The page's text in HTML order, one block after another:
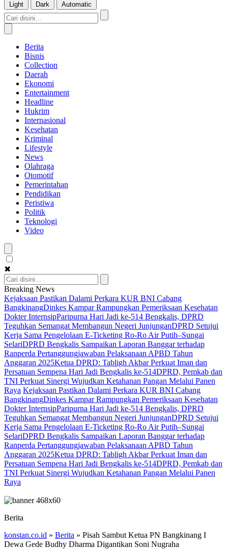
Light Dark Automatic
Berita
Bisnis
Collection
Daerah
Ekonomi
Entertainment
Headline
Hukrim
Internasional
Kesehatan
Kriminal
Lifestyle
News
Olahraga
Otomotif
Pemerintahan
Pendidikan
Peristiwa
Politik
Teknologi
Video
✖
Breaking News
Kejaksaan Pastikan Dalami Perkara KUR BNI Cabang
BangkinangDinkes Kampar Rampungkan Pemeriksaan Kesehatan
Dokter InternsipParipurna Hari Jadi ke-514 Bengkalis, DPRD
Teguhkan Semangat Membangun Negeri JunjunganDPRD Setujui
Kerja Sama Pengelolaan E-Ticketing Ro-Ro Air Putih–Sungai
SelariDPRD Bengkalis Sampaikan Laporan Banggar terhadap
Ranperda Pertanggungjawaban Pelaksanaan APBD Tahun
Anggaran 2025Ketua DPRD: Tabligh Akbar Perkuat Iman dan
Persatuan Sempena Hari Jadi Bengkalis ke-514DPRD, Pemkab dan
TNI Perkuat Sinergi Wujudkan Ketahanan Pangan Melalui Panen
Raya Kejaksaan Pastikan Dalami Perkara KUR BNI Cabang
BangkinangDinkes Kampar Rampungkan Pemeriksaan Kesehatan
Dokter InternsipParipurna Hari Jadi ke-514 Bengkalis, DPRD
Teguhkan Semangat Membangun Negeri JunjunganDPRD Setujui
Kerja Sama Pengelolaan E-Ticketing Ro-Ro Air Putih–Sungai
SelariDPRD Bengkalis Sampaikan Laporan Banggar terhadap
Ranperda Pertanggungjawaban Pelaksanaan APBD Tahun
Anggaran 2025Ketua DPRD: Tabligh Akbar Perkuat Iman dan
Persatuan Sempena Hari Jadi Bengkalis ke-514DPRD, Pemkab dan
TNI Perkuat Sinergi Wujudkan Ketahanan Pangan Melalui Panen
Raya
Berita
konstan.co.id » Berita » Pisah Sambut Ketua PN Bangkinang I
Dewa Gede Budhy Dharma Digantikan Soni Nugraha